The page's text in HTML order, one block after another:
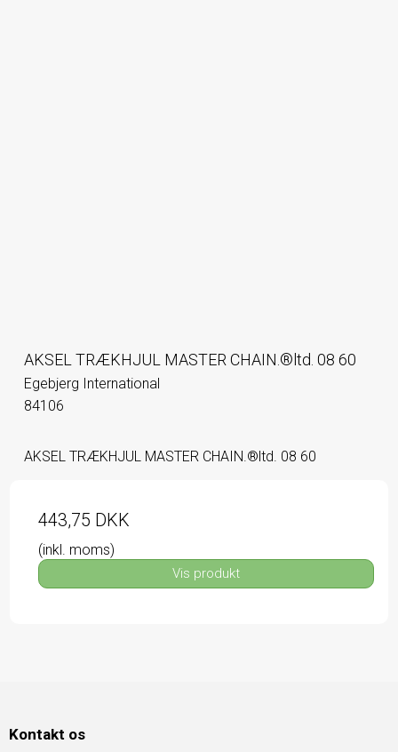
AKSEL TRÆKHJUL MASTER CHAIN.®ltd. 08 60
Egebjerg International
84106
AKSEL TRÆKHJUL MASTER CHAIN.®ltd. 08 60
443,75 DKK
(inkl. moms)
Vis produkt
Kontakt os